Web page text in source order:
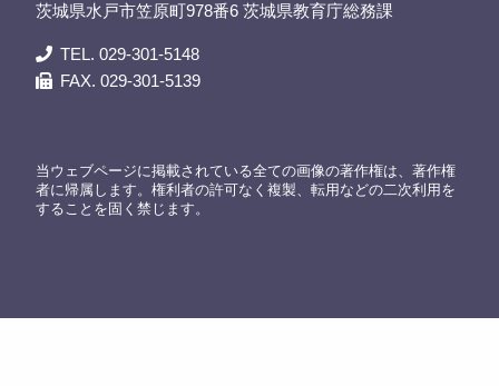
茨城県水戸市笠原町978番6 茨城県教育庁総務課
TEL. 029-301-5148
FAX. 029-301-5139
当ウェブページに掲載されている全ての画像の著作権は、著作権
者に帰属します。権利者の許可なく複製、転用などの二次利用を
することを固く禁じます。